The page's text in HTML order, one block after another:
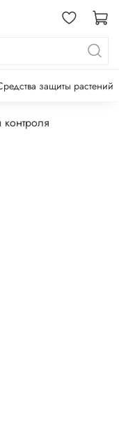
защиты растений